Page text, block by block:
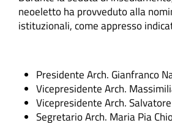
neoeletto ha provveduto alla
istituzionali, come appresso
Presidente Arch. Gianfranco
Vicepresidente Arch.
Vicepresidente Arch.
Segretario Arch. Maria Pia